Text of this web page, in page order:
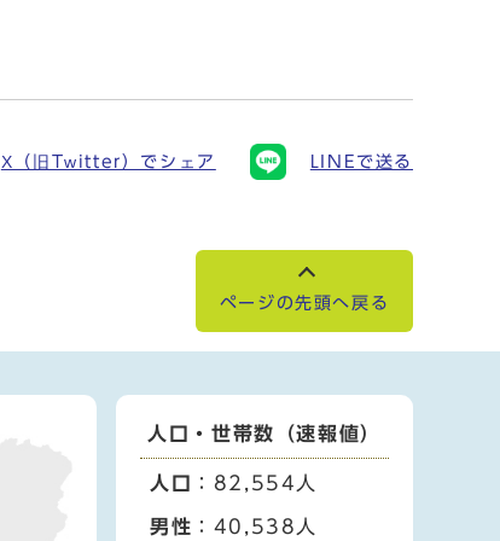
X（旧Twitter）でシェア LINEで送る
ページの先頭へ戻る
人口・世帯数（速報値）
人口 ：82,554人
男性 ：40,538人